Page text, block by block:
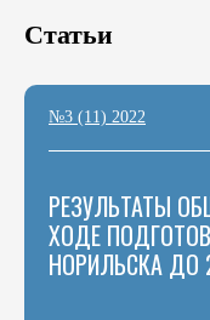
Статьи
№3 (11) 2022
РЕЗУЛЬТАТЫ
ХОДЕ
НОРИЛЬСКА ДО